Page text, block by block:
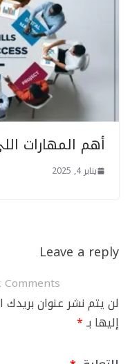
أهم المهارات
يناير 4, 2025
Leave a reply
Comments
لن يتم نشر عنوان بريدك
إليها بـ*